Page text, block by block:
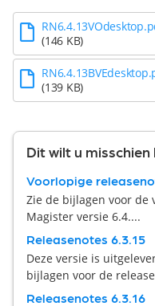
(146 KB)
(139 KB)
Dit wilt u misschien
Voorlopige
Zie de bijlagen voor de
Magister versie 6.4....
Releasenotes 6.3.15
Deze versie is
bijlagen voor de
Releasenotes 6.3.16